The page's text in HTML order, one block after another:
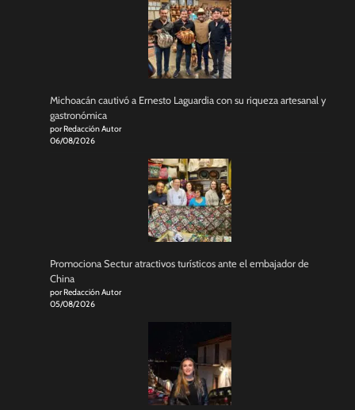
Michoacán cautivó a Ernesto Laguardia con su riqueza artesanal y
gastronómica
por Redacción Autor
06/08/2026
Promociona Sectur atractivos turísticos ante el embajador de
China
por Redacción Autor
05/08/2026